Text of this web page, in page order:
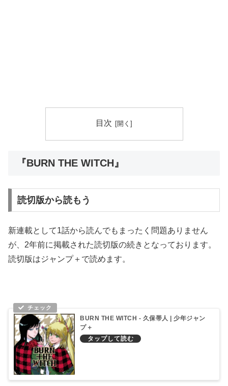
目次
『BURN THE WITCH』
読切版から読もう
新連載として1話から読んでもまったく問題ありません
が、2年前に掲載された読切版の続きとなっております。
読切版はジャンプ＋で読めます。
BURN THE WITCH - 久保帯人 | 少年ジャン
プ＋